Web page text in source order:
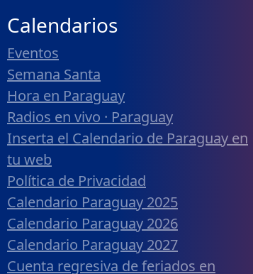
Calendarios
Eventos
Semana Santa
Hora en Paraguay
Radios en vivo · Paraguay
Inserta el Calendario de Paraguay en
tu web
Política de Privacidad
Calendario Paraguay 2025
Calendario Paraguay 2026
Calendario Paraguay 2027
Cuenta regresiva de feriados en